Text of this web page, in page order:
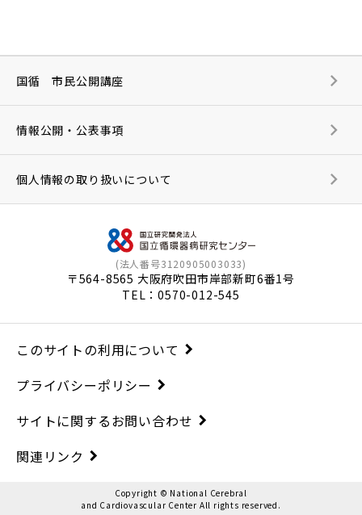
(法人番号3120905003033)
〒564-8565 大阪府吹田市岸部新町6番1号
TEL：0570-012-545
国循 市民公開講座
情報公開・公表事項
個人情報の取り扱いについて
このサイトの利用について
プライバシーポリシー
サイトに関するお問い合わせ
関連リンク
Copyright © National Cerebral
and Cardiovascular Center All rights reserved.